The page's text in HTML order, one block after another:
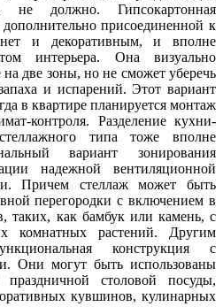
не должно. Гипсокартонная
присоединенной к
и декоративным, и вполне
интерьера. Она визуально
две зоны, но не сможет уберечь
и испарений. Этот вариант
в квартире планируется монтаж
контроля. Разделение кухни-
типа тоже вполне
вариант зонирования
надежной вентиляционной
Причем стеллаж может быть
перегородки с включением в
таких, как бамбук или камень, с
комнатных растений. Другим
конструкция с
Они могут быть использованы
столовой посуды,
кувшинов, кулинарных